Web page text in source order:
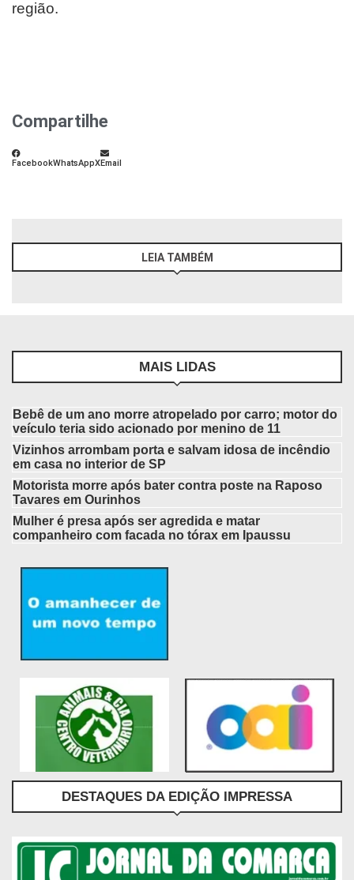
região.
Compartilhe
FacebookWhatsAppXEmail
LEIA TAMBÉM
MAIS LIDAS
Bebê de um ano morre atropelado por carro; motor do
veículo teria sido acionado por menino de 11
Vizinhos arrombam porta e salvam idosa de incêndio
em casa no interior de SP
Motorista morre após bater contra poste na Raposo
Tavares em Ourinhos
Mulher é presa após ser agredida e matar
companheiro com facada no tórax em Ipaussu
DESTAQUES DA EDIÇÃO IMPRESSA